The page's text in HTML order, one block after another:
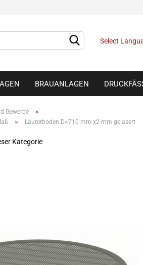
Select
BRAUANLAGEN
Gewerbe »
» Läuterboden D=710 mm x2 mm gelasert
Kategorie